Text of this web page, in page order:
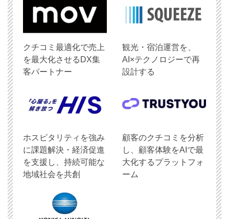
クチコミ最適化で売上
を最大化させるDX集
客パートナー
観光・宿泊運営を、
AI×テクノロジーで再
設計する
ホスピタリティを強み
に課題解決・経済促進
を支援し、持続可能な
地域社会を共創
顧客のクチコミを分析
し、顧客体験をAIで最
大化するプラットフォ
ーム